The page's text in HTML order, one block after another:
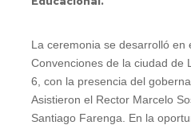
La ceremonia se desarrolló en
Convenciones de la ciudad de
6, con la presencia del
Asistieron el Rector Marcelo
Santiago Farenga. En la